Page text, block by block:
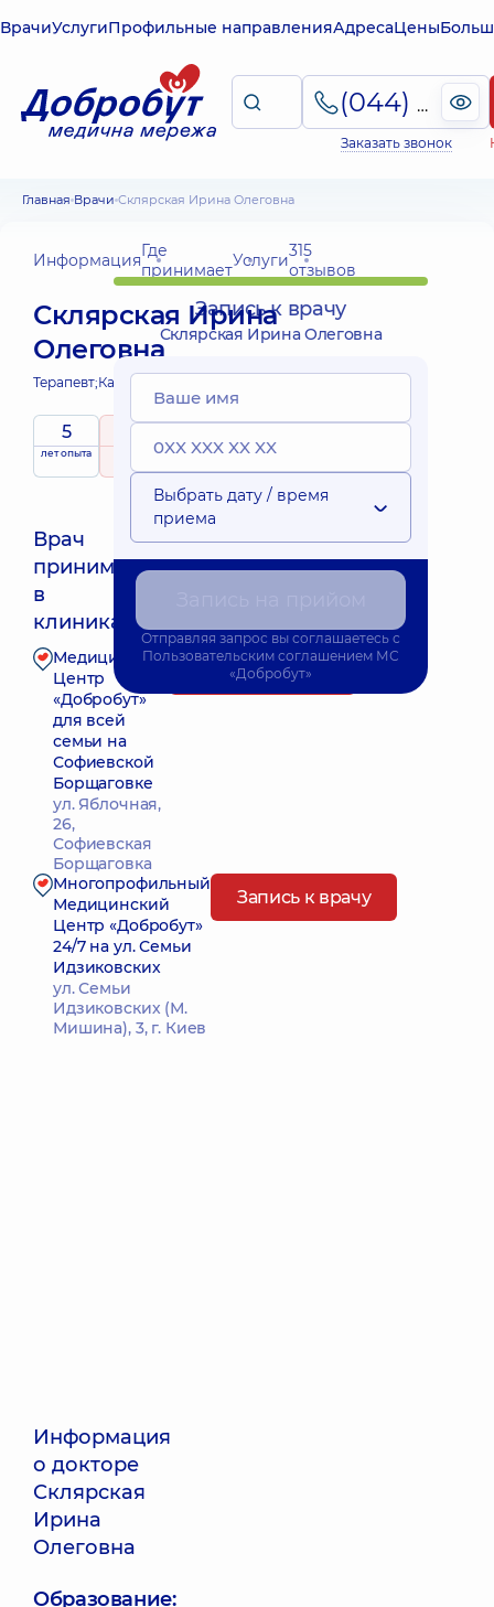
ВрачиУслугиПрофильные направленияАдресаЦены
(044) 495-2-888
Заказать звонок
Главная Врачи Склярская Ирина Олеговна
ИнформацияГде
принимаетУслуги315
отзывов
Склярская Ирина
Олеговна
Терапевт;Кардиолог;
5
лет опыта рейтингна основе
Выездные
Врач
принимает
в
клиниках:
Ближайшее время приема: Завтра о 09:15
Медицинский
Центр
«Добробут»
для всей
семьи на
Софиевской
Борщаговке
ул. Яблочная,
26,
Софиевская
Борщаговка
Запись к врачу
Многопрофильный
Медицинский
Центр «Добробут»
24/7 на ул. Семьи
Идзиковских
ул. Семьи
Идзиковских (М.
Мишина), 3, г. Киев
Запись к врачу
Информация
о докторе
Склярская
Ирина
Олеговна
Образование:
Запись к врачу
Склярская Ирина Олеговна
Выбрать дату / время
приема
Отправляя запрос вы соглашаетесь с
Пользовательским соглашением МС
«Добробут»